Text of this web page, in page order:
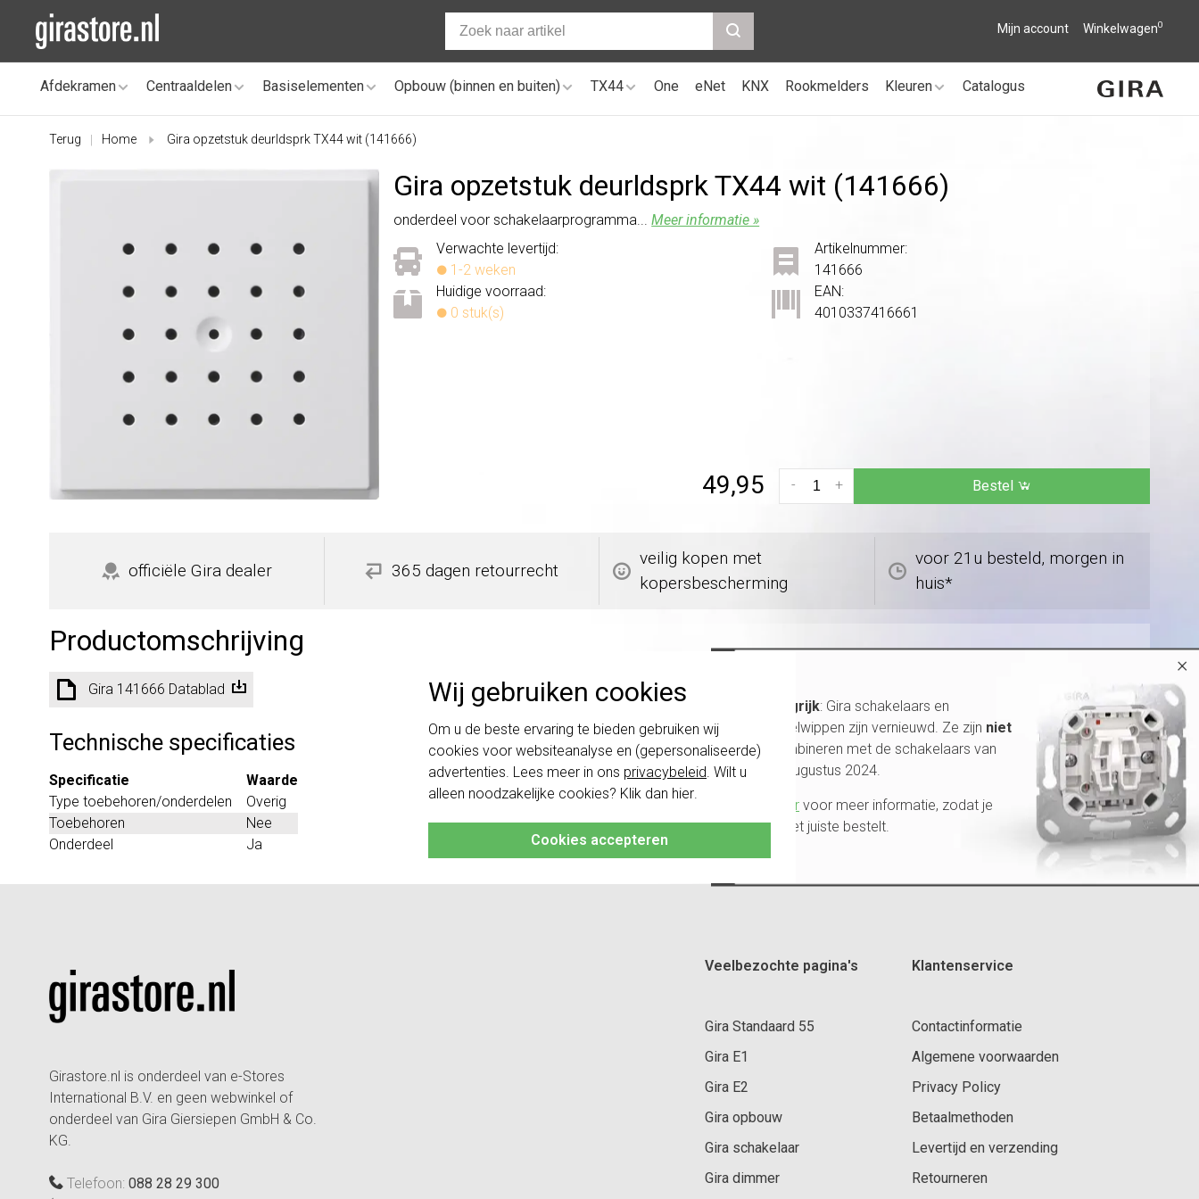
Wij gebruiken cookies
Om u de beste ervaring te bieden gebruiken wij
cookies voor websiteanalyse en (gepersonaliseerde)
advertenties. Lees meer in ons privacybeleid . Wilt u
alleen noodzakelijke cookies? Klik dan hier
Cookies accepteren
Mijn account Winkelwagen0
Afdekramen Centraaldelen Basiselementen Opbouw (binnen en buiten) TX44 One eNet KNX Rookmelders Kleuren Catalogus
Terug Home Gira opzetstuk deurldsprk TX44 wit (141666)
Gira opzetstuk deurldsprk TX44 wit (141666)
onderdeel voor schakelaarprogramma...Meer informatie »
Verwachte levertijd:
1-2 weken
Huidige voorraad:
0 stuk(s)
Artikelnummer:
141666
EAN:
4010337416661
49,95 +
- Bestel
officiële Gira dealer 365 dagen retourrecht
veilig kopen met
kopersbescherming
voor 21u besteld, morgen in
huis*
Productomschrijving
Gira 141666 Datablad
Technische specificaties
Specificatie
Waarde
Type toebehoren/onderdelen
Overig
Toebehoren
Nee
Onderdeel
Ja
Girastore.nl is onderdeel van e-Stores
International B.V. en geen webwinkel of
onderdeel van Gira Giersiepen GmbH & Co.
KG.
Telefoon: 088 28 29 300
Veelbezochte pagina's
Gira Standaard 55
Gira E1
Gira E2
Gira opbouw
Gira schakelaar
Gira dimmer
Klantenservice
Contactinformatie
Algemene voorwaarden
Privacy Policy
Betaalmethoden
Levertijd en verzending
Retourneren
×
Belangrijk: Gira schakelaars en
schakelwippen zijn vernieuwd. Ze zijn niet
te combineren met de schakelaars van
vóór augustus 2024.
Klik hier voor meer informatie, zodat je
altijd het juiste bestelt.